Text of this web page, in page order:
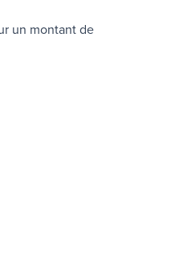
un montant de